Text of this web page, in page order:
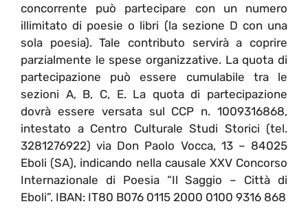
concorrente può partecipare con un numero
illimitato di poesie o libri (la sezione D con una
sola poesia). Tale contributo servirà a coprire
parzialmente le spese organizzative. La quota di
partecipazione può essere cumulabile tra le
sezioni A, B, C, E. La quota di partecipazione
dovrà essere versata sul CCP n. 1009316868,
intestato a Centro Culturale Studi Storici (tel.
3281276922) via Don Paolo Vocca, 13 – 84025
Eboli (SA), indicando nella causale XXV Concorso
Internazionale di Poesia “Il Saggio – Città di
Eboli”. IBAN: IT80 B076 0115 2000 0100 9316 868